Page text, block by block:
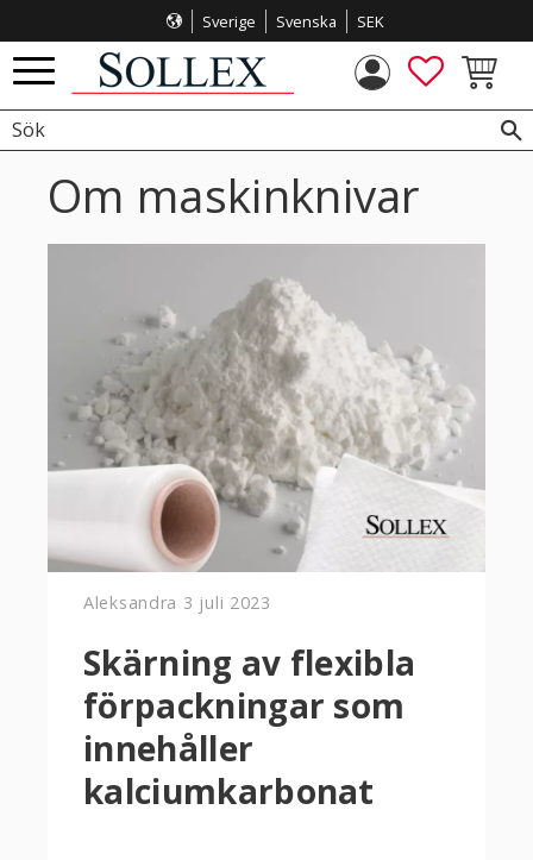
Meny
Sverige Svenska SEK
FAVORITER
Om maskinknivar
Aleksandra 3 juli 2023
Skärning av flexibla
förpackningar som
innehåller
kalciumkarbonat